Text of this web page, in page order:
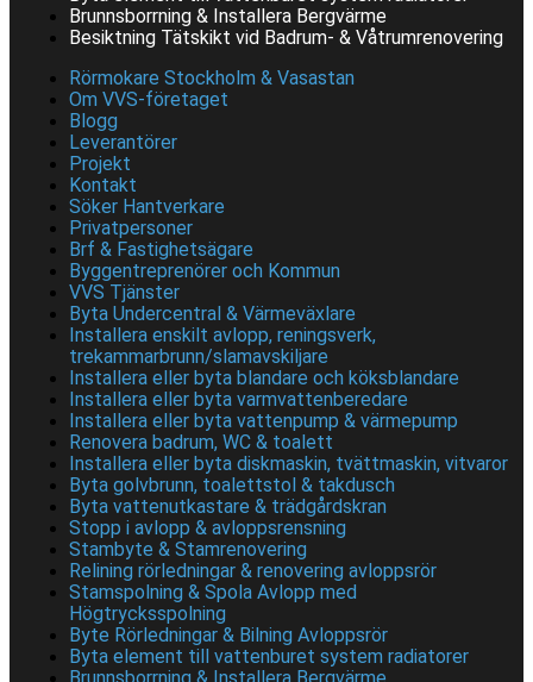
Brunnsborrning & Installera Bergvärme
Besiktning Tätskikt vid Badrum- & Våtrumrenovering
Rörmokare Stockholm & Vasastan
Om VVS-företaget
Blogg
Leverantörer
Projekt
Kontakt
Söker Hantverkare
Privatpersoner
Brf & Fastighetsägare
Byggentreprenörer och Kommun
VVS Tjänster
Byta Undercentral & Värmeväxlare
Installera enskilt avlopp, reningsverk,
trekammarbrunn/slamavskiljare
Installera eller byta blandare och köksblandare
Installera eller byta varmvattenberedare
Installera eller byta vattenpump & värmepump
Renovera badrum, WC & toalett
Installera eller byta diskmaskin, tvättmaskin, vitvaror
Byta golvbrunn, toalettstol & takdusch
Byta vattenutkastare & trädgårdskran
Stopp i avlopp & avloppsrensning
Stambyte & Stamrenovering
Relining rörledningar & renovering avloppsrör
Stamspolning & Spola Avlopp med
Högtrycksspolning
Byte Rörledningar & Bilning Avloppsrör
Byta element till vattenburet system radiatorer